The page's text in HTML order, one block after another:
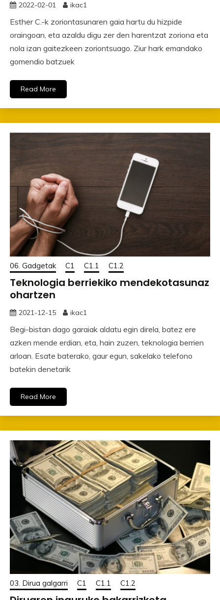
2022-02-01 ikac1
Esther C.-k zoriontasunaren gaia hartu du hizpide
oraingoan, eta azaldu digu zer den harentzat zoriona eta
nola izan gaitezkeen zoriontsuago. Ziur hark emandako
gomendio batzuek
Read More
06. Gadgetak C1 C1.1 C1.2
Teknologia berriekiko mendekotasunaz
ohartzen
2021-12-15 ikac1
Begi-bistan dago garaiak aldatu egin direla, batez ere
azken mende erdian, eta, hain zuzen, teknologia berrien
arloan. Esate baterako, gaur egun, sakelako telefono
batekin denetarik
Read More
03. Dirua galgarri C1 C1.1 C1.2